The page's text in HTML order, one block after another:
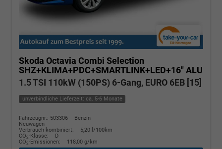
Skoda Octavia Combi Selection
SHZ+KLIMA+PDC+SMARTLINK+LED+16" ALU
1.5 TSI 110kW (150PS) 6-Gang, EURO 6EB [15]
unverbindliche Lieferzeit: ca. 5-6 Monate
Fahrzeugnr.: 503306
Benzin
Neuwagen
Verbrauch kombiniert:
5,20 l/100km
CO2-Klasse:
D
CO2-Emissionen: 118,00 g/km